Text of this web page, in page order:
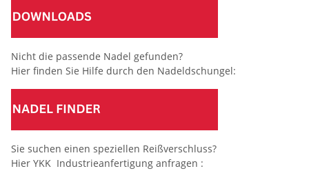
Nicht die passende Nadel gefunden?
Hier finden Sie Hilfe durch den Nadeldschungel:
Sie suchen einen speziellen Reißverschluss?
Hier YKK Industrieanfertigung anfragen :